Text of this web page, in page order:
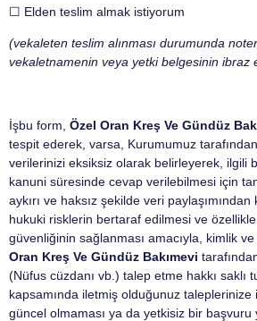
☐ Elden teslim almak istiyorum
(vekaleten teslim alınması durumunda
vekaletnamenin veya yetki belgesinin ibraz
İşbu form, Özel Oran Kreş Ve Gündüz
tespit ederek, varsa, Kurumumuz
verilerinizi eksiksiz olarak belirleyerek, ilgili
kanuni süresinde cevap verilebilmesi için
aykırı ve haksız şekilde veri
hukuki risklerin bertaraf edilmesi ve
güvenliğinin sağlanması amacıyla, kimlik
Oran Kreş Ve Gündüz Bakımevi
(Nüfus cüzdanı vb.) talep etme hakkı saklı
kapsamında iletmiş olduğunuz
güncel olmaması ya da yetkisiz bir başvuru